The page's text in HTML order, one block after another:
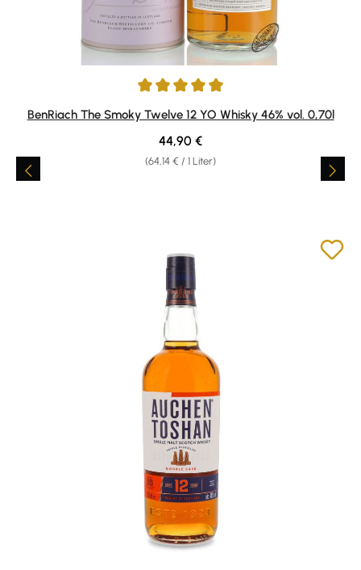
Durchschnittliche Bewertung von 5 von 5 Sternen
BenRiach The Smoky Twelve 12 YO Whisky 46% vol. 0,70l
(64,14 € / 1 Liter)
Regulärer Preis:
44,90 €